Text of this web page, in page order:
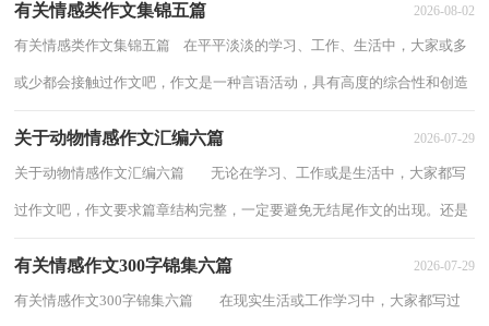
有关情感类作文集锦五篇 2026-08-02
有关情感类作文集锦五篇 在平平淡淡的学习、工作、生活中，大家或多
或少都会接触过作文吧，作文是一种言语活动，具有高度的综合性和创造
关于动物情感作文汇编六篇 2026-07-29
关于动物情感作文汇编六篇 无论在学习、工作或是生活中，大家都写
过作文吧，作文要求篇章结构完整，一定要避免无结尾作文的出现。还是
有关情感作文300字锦集六篇 2026-07-29
有关情感作文300字锦集六篇 在现实生活或工作学习中，大家都写过